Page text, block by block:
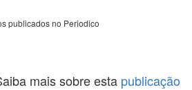
publicados no Periodico
mais sobre esta publicação